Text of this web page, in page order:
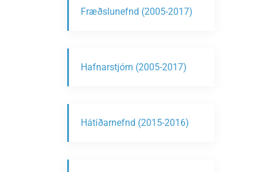
Fræðslunefnd (2005-2017)
Hafnarstjórn (2005-2017)
Hátíðarnefnd (2015-2016)